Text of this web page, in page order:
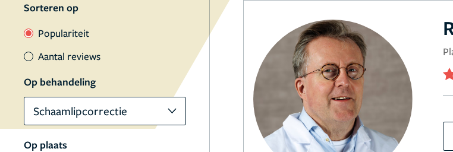
Sorteren op
Populariteit
Aantal reviews
Op behandeling
Schaamlipcorrectie
Op plaats